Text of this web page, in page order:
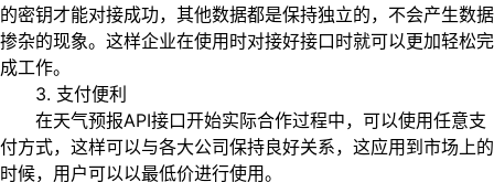
的密钥才能对接成功，其他数据都是保持独立的，不会产生数据
掺杂的现象。这样企业在使用时对接好接口时就可以更加轻松完
成工作。
3. 支付便利
在天气预报API接口开始实际合作过程中，可以使用任意支
付方式，这样可以与各大公司保持良好关系，这应用到市场上的
时候，用户可以以最低价进行使用。